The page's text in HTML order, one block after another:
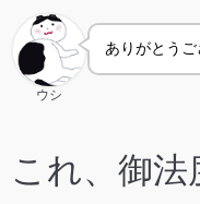
ウシ
ありがとうご
これ、御法